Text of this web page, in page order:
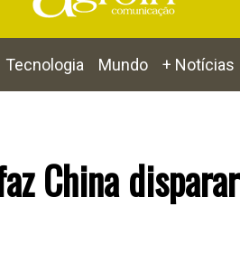
Tecnologia Mundo + Notícias
China disparar